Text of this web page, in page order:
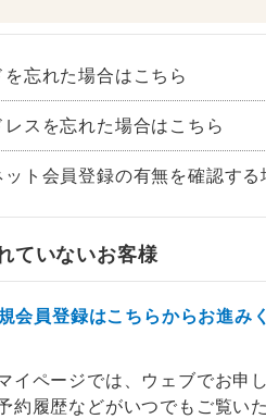
忘れた場合はこちら
レスを忘れた場合はこちら
ット会員登録の有無を確認する
ていないお客様
会員登録はこちらからお進み
イページでは、ウェブでお申
約履歴などがいつでもご覧い